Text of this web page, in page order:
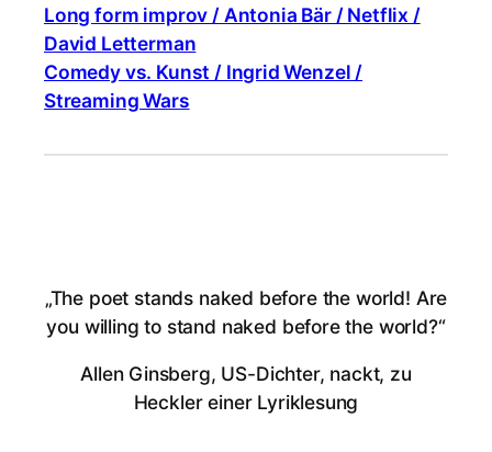
Long form improv / Antonia Bär / Netflix /
David Letterman
Comedy vs. Kunst / Ingrid Wenzel /
Streaming Wars
„The poet stands naked before the world! Are
you willing to stand naked before the world?“
Allen Ginsberg, US-Dichter, nackt, zu
Heckler einer Lyriklesung